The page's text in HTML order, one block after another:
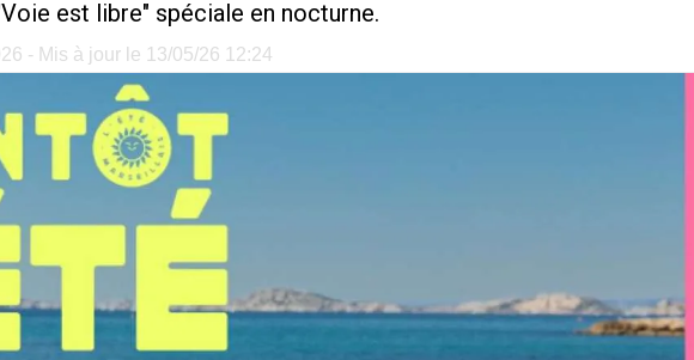
est libre" spéciale en nocturne.
- Mis à jour le 13/05/26 12:24